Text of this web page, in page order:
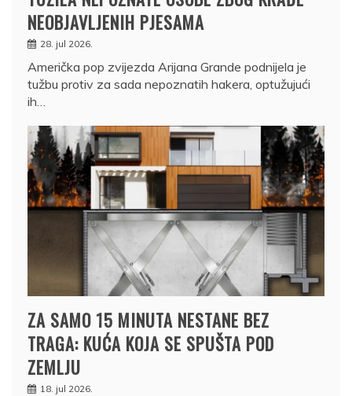
NEOBJAVLJENIH PJESAMA
28. jul 2026.
Američka pop zvijezda Arijana Grande podnijela je
tužbu protiv za sada nepoznatih hakera, optužujući
ih…
ZA SAMO 15 MINUTA NESTANE BEZ
TRAGA: KUĆA KOJA SE SPUŠTA POD
ZEMLJU
18. jul 2026.